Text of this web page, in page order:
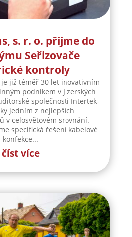
s. r. o. přijme do
Seřizovače
kontroly
je již téměř 30 let inovativním
podnikem v Jizerských
společnosti Intertek-
jedním z nejlepších
v celosvětovém srovnání.
specifická řešení kabelové
konfekce...
číst více